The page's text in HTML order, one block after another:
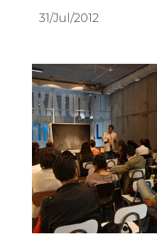
31/Jul/2012